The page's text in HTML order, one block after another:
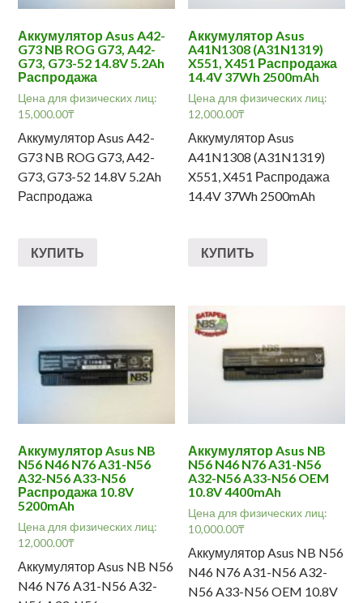
Аккумулятор Asus A42-
G73 NB ROG G73, A42-
G73, G73-52 14.8V 5.2Ah
Распродажа
Цена для физических лиц:
15,000.00₸
Аккумулятор Asus A42-
G73 NB ROG G73, A42-
G73, G73-52 14.8V 5.2Ah
Распродажа
КУПИТЬ
Аккумулятор Asus
A41N1308 (A31N1319)
X551, X451 Распродажа
14.4V 37Wh 2500mAh
Цена для физических лиц:
12,000.00₸
Аккумулятор Asus
A41N1308 (A31N1319)
X551, X451 Распродажа
14.4V 37Wh 2500mAh
КУПИТЬ
Аккумулятор Asus NB
N56 N46 N76 A31-N56
A32-N56 A33-N56
Распродажа 10.8V
5200mAh
Цена для физических лиц:
12,000.00₸
Аккумулятор Asus NB N56
N46 N76 A31-N56 A32-
Аккумулятор Asus NB
N56 N46 N76 A31-N56
A32-N56 A33-N56 OEM
10.8V 4400mAh
Цена для физических лиц:
10,000.00₸
Аккумулятор Asus NB N56
N46 N76 A31-N56 A32-
N56 A33-N56 OEM 10.8V